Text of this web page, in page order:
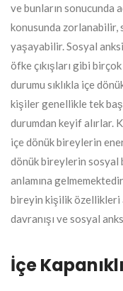
ve bunların sonucunda
konusunda zorlanabilir,
yaşayabilir. Sosyal
öfke çıkışları gibi
durumu sıklıkla içe
kişiler genellikle tek
durumdan keyif alırlar.
içe dönük bireylerin
dönük bireylerin sosyal
anlamına
bireyin kişilik özellikleri
davranışı ve sosyal
İçe